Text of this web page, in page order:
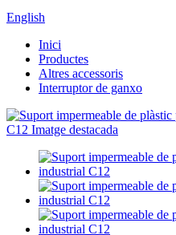
English
Inici
Productes
Altres accessoris
Interruptor de ganxo